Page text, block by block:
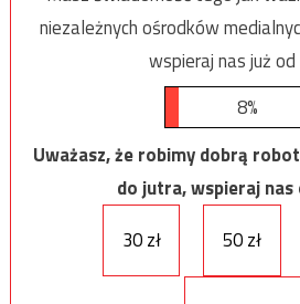
niezależnych ośrodków
wspieraj nas już
8%
Uważasz, że robimy dobrą
do jutra, wspieraj nas
30 zł
50 zł